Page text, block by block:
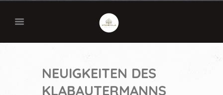
NEUIGKEITEN DES
KLABAUTERMANNS